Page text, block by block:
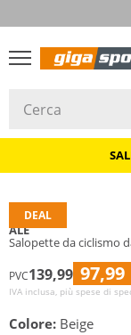
DEAL
ALÉ
Salopette da ciclismo
PVC139,99 97,99
IVA inclusa, più spese di
Colore: Beige